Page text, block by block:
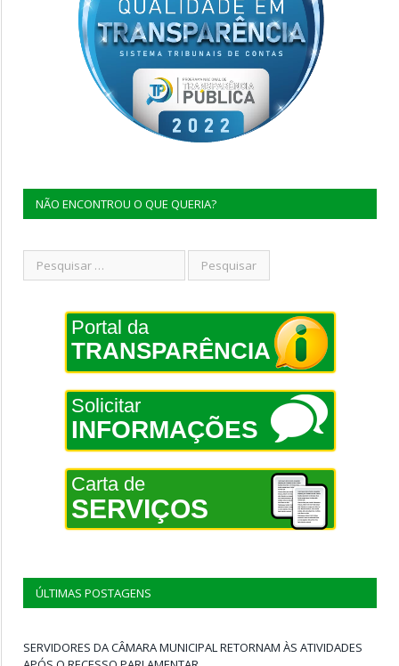
NÃO ENCONTROU O QUE QUERIA?
Portal da
TRANSPARÊNCIA
Solicitar
INFORMAÇÕES
Carta de
SERVIÇOS
ÚLTIMAS POSTAGENS
SERVIDORES DA CÂMARA MUNICIPAL RETORNAM ÀS ATIVIDADES